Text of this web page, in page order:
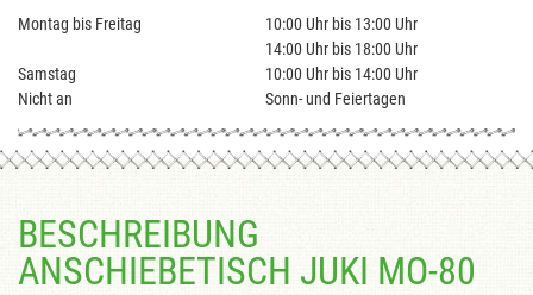
Montag bis Freitag
10:00 Uhr bis 13:00 Uhr
14:00 Uhr bis 18:00 Uhr
Samstag
10:00 Uhr bis 14:00 Uhr
Nicht an
Sonn- und Feiertagen
BESCHREIBUNG
ANSCHIEBETISCH JUKI MO-80